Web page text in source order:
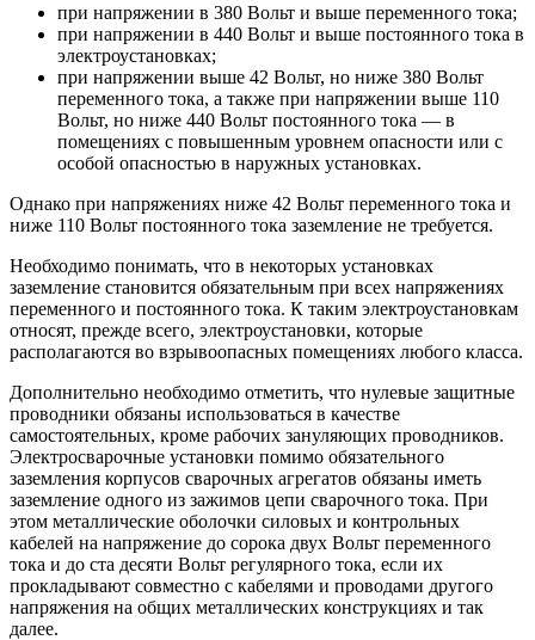
при напряжении в 380 Вольт и выше переменного тока;
при напряжении в 440 Вольт и выше постоянного тока в
электроустановках;
при напряжении выше 42 Вольт, но ниже 380 Вольт
переменного тока, а также при напряжении выше 110
Вольт, но ниже 440 Вольт постоянного тока — в
помещениях с повышенным уровнем опасности или с
особой опасностью в наружных установках.
Однако при напряжениях ниже 42 Вольт переменного тока и
ниже 110 Вольт постоянного тока заземление не требуется.
Необходимо понимать, что в некоторых установках
заземление становится обязательным при всех напряжениях
переменного и постоянного тока. К таким электроустановкам
относят, прежде всего, электроустановки, которые
располагаются во взрывоопасных помещениях любого класса.
Дополнительно необходимо отметить, что нулевые защитные
проводники обязаны использоваться в качестве
самостоятельных, кроме рабочих зануляющих проводников.
Электросварочные установки помимо обязательного
заземления корпусов сварочных агрегатов обязаны иметь
заземление одного из зажимов цепи сварочного тока. При
этом металлические оболочки силовых и контрольных
кабелей на напряжение до сорока двух Вольт переменного
тока и до ста десяти Вольт регулярного тока, если их
прокладывают совместно с кабелями и проводами другого
напряжения на общих металлических конструкциях и так
далее.